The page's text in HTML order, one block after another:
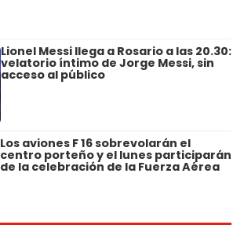
Lionel Messi llega a Rosario a las 20.30:
velatorio íntimo de Jorge Messi, sin
acceso al público
Los aviones F 16 sobrevolarán el
centro porteño y el lunes participarán
de la celebración de la Fuerza Aérea